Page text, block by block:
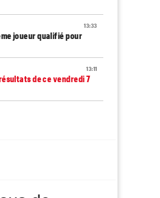
13:33
joueur qualifié pour
13:11
de ce vendredi 7
: horaires et